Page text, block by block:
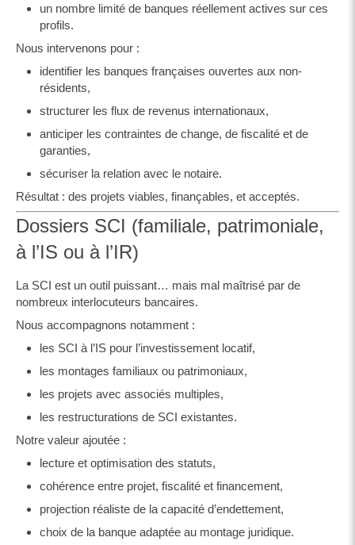
un nombre limité de banques réellement actives sur ces
profils.
Nous intervenons pour :
identifier les banques françaises ouvertes aux non-
résidents,
structurer les flux de revenus internationaux,
anticiper les contraintes de change, de fiscalité et de
garanties,
sécuriser la relation avec le notaire.
Résultat : des projets viables, finançables, et acceptés.
Dossiers SCI (familiale, patrimoniale,
à l’IS ou à l’IR)
La SCI est un outil puissant… mais mal maîtrisé par de
nombreux interlocuteurs bancaires.
Nous accompagnons notamment :
les SCI à l’IS pour l’investissement locatif,
les montages familiaux ou patrimoniaux,
les projets avec associés multiples,
les restructurations de SCI existantes.
Notre valeur ajoutée :
lecture et optimisation des statuts,
cohérence entre projet, fiscalité et financement,
projection réaliste de la capacité d’endettement,
choix de la banque adaptée au montage juridique.